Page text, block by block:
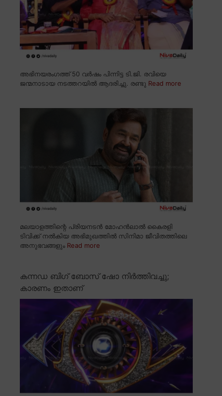
അഭിനയരംഗത്ത് 50 വർഷം പിന്നിട്ട ടി.ജി. രവിയെ
ജന്മനാടായ നടത്തറയിൽ ആദരിച്ചു. രണ്ടു Read more
മലയാളത്തിന്റെ പ്രിയനടൻ മോഹൻലാൽ കൈരളി
ടിവിക്ക് നൽകിയ അഭിമുഖത്തിൽ സിനിമാ ജീവിതത്തിലെ
അനുഭവങ്ങളും Read more
കന്നഡ ബിഗ് ബോസ് ഷോ നിർത്തിവച്ചു;
കാരണം ഇതാണ്